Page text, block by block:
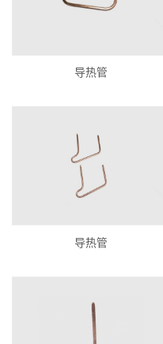
导热管
导热管